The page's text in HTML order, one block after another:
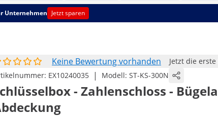
Unternehmen Jetzt sparen
Keine Bewertung vorhanden
Jetzt die
EX10240035 | Modell: ST-KS-300N
- Zahlenschloss -